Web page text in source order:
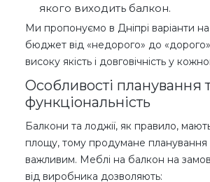
якого виходить балкон.
Ми пропонуємо в Дніпрі варіанти
бюджет від «недорого» до
високу якість і довговічність у
Особливості планування
функціональність
Балкони та лоджії, як правило,
площу, тому продумане планування
важливим. Меблі на балкон на
від виробника дозволяють: